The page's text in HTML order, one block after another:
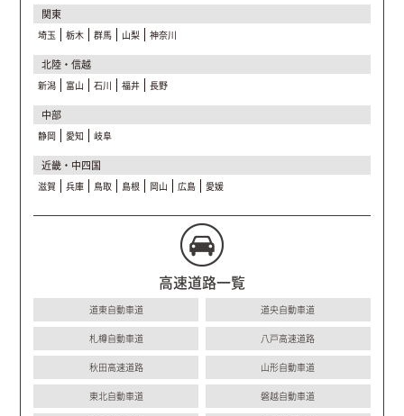
関東
埼玉 栃木 群馬 山梨 神奈川
北陸・信越
新潟 富山 石川 福井 長野
中部
静岡 愛知 岐阜
近畿・中四国
滋賀 兵庫 鳥取 島根 岡山 広島 愛媛
高速道路一覧
道東自動車道 道央自動車道
札樽自動車道 八戸高速道路
秋田高速道路 山形自動車道
東北自動車道 磐越自動車道